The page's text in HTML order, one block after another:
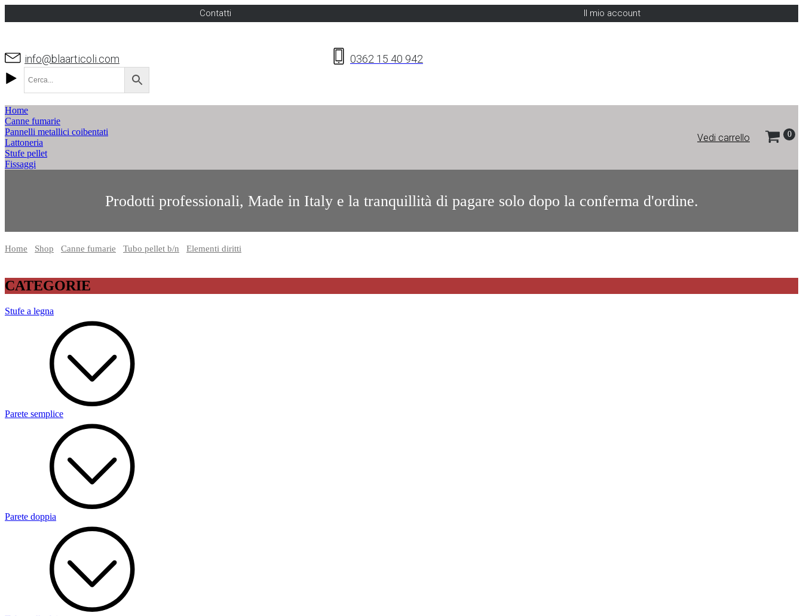
Contatti Il mio account
info@blaarticoli.com 0362 15 40 942
Home
Canne fumarie
Pannelli metallici coibentati
Lattoneria
Stufe pellet
Fissaggi
Vedi carrello
Prodotti professionali, Made in Italy e la tranquillità di pagare solo dopo la conferma d'ordine.
Home Shop Canne fumarie Tubo pellet b/n Elementi diritti
CATEGORIE
Stufe a legna
Parete semplice
Parete doppia